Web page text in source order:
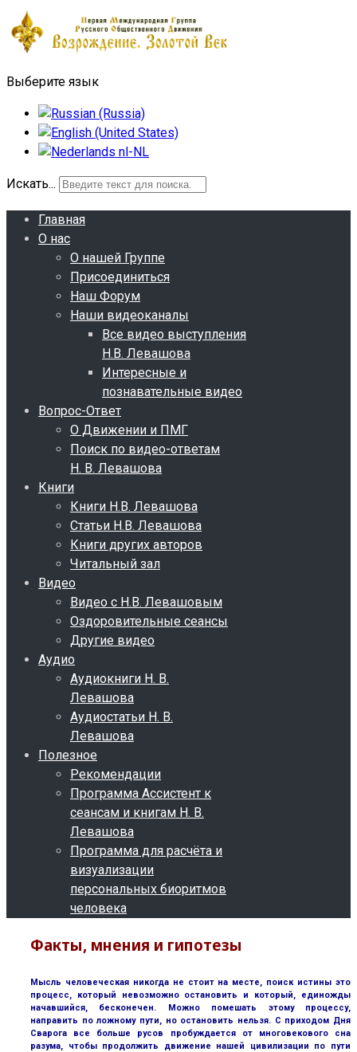
Выберите язык
Искать...
Главная
О нас
О нашей Группе
Присоединиться
Наш Форум
Наши видеоканалы
Все видео выступления
Н.В. Левашова
Интересные и
познавательные видео
Вопрос-Ответ
О Движении и ПМГ
Поиск по видео-ответам
Н. В. Левашова
Книги
Книги Н.В. Левашова
Статьи Н.В. Левашова
Книги других авторов
Читальный зал
Видео
Видео с Н.В. Левашовым
Оздоровительные сеансы
Другие видео
Аудио
Аудиокниги Н. В.
Левашова
Аудиостатьи Н. В.
Левашова
Полезное
Рекомендации
Программа Ассистент к
сеансам и книгам Н. В.
Левашова
Программа для расчёта и
визуализации
персональных биоритмов
человека
Факты, мнения и гипотезы
Мысль человеческая никогда не стоит на месте, поиск истины это
процесс, который невозможно остановить и который, единожды
начавшийся, бесконечен. Можно помешать этому процессу,
направить по ложному пути, но остановить нельзя. С приходом Дня
Сварога все больше русов пробуждается от многовекового сна
разума, чтобы продолжить движение нашей цивилизации по пути